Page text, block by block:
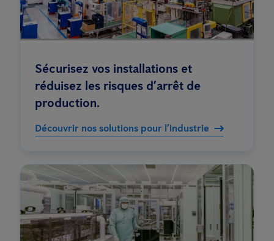
Sécurisez vos installations et
réduisez les risques d’arrêt de
production.
Découvrir nos solutions pour l’industrie